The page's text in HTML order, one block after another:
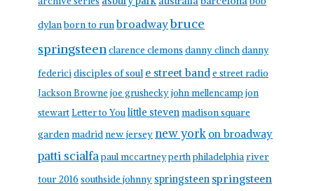
dylanborn to runbroadwaybruce
springsteenclarence clemons danny clinchdanny
federicidisciples of soul e street bande street radio
Jackson Browne joe grusheckyjohn mellencamp jon
stewartLetter to Youlittle stevenmadison square
gardenmadridnew jerseynew york on broadway
patti scialfapaul mccartneyperthphiladelphiariver
tour 2016southside johnny springsteen springsteen